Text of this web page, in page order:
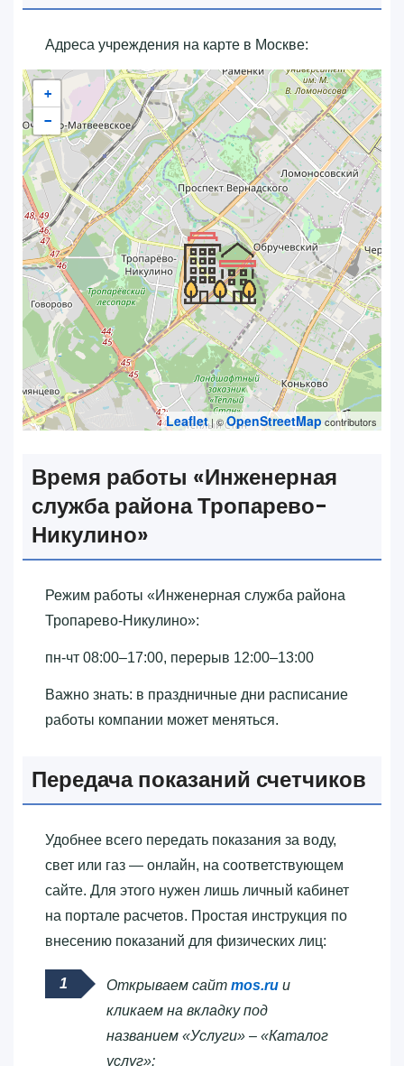
Адреса учреждения на карте в Москве:
+
−
Leaflet| ©OpenStreetMap contributors
Время работы «‎Инженерная
служба района Тропарево-
Никулино»‎
Режим работы «‎Инженерная служба района
Тропарево-Никулино»‎:
пн-чт 08:00–17:00, перерыв 12:00–13:00
Важно знать: в праздничные дни расписание
работы компании может меняться.
Передача показаний счетчиков
Удобнее всего передать показания за воду,
свет или газ — онлайн, на соответствующем
сайте. Для этого нужен лишь личный кабинет
на портале расчетов. Простая инструкция по
внесению показаний для физических лиц:
Открываем сайт mos.ru и
кликаем на вкладку под
названием «Услуги» – «Каталог
услуг»: